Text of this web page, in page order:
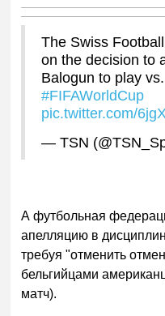
The Swiss
on the decision to
Balogun to play
#FIFAWorldCup
pic.twitter.com/
— TSN
А футбольная
апелляцию в
требуя "отменить
бельгийцами
матч).